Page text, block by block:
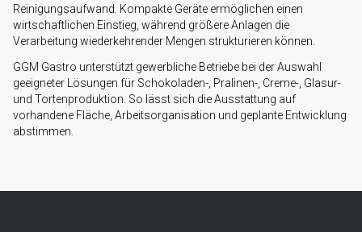
Reinigungsaufwand. Kompakte Geräte ermöglichen einen
wirtschaftlichen Einstieg, während größere Anlagen die
Verarbeitung wiederkehrender Mengen strukturieren können.
GGM Gastro unterstützt gewerbliche Betriebe bei der Auswahl
geeigneter Lösungen für Schokoladen-, Pralinen-, Creme-, Glasur-
und Tortenproduktion. So lässt sich die Ausstattung auf
vorhandene Fläche, Arbeitsorganisation und geplante Entwicklung
abstimmen.